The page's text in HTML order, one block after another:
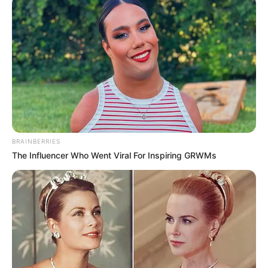
Cara Ini
1. Minum air putih yang cukup
(foto: unsplash/lennartschneider)
Air putih pastinya selalu tersedia di rumah ya. Bisa kita konsumsi
BRAINBERRIES
The Influencer Who Went Viral For Inspiring GRWMs